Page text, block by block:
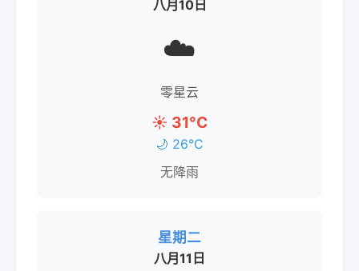
八月10日
☁️
零星云
☀️ 31°C
🌙 26°C
无降雨
星期二
八月11日